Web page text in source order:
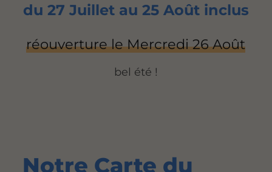
du 27 Juillet au 25 Août inclus
réouverture le Mercredi 26 Août
bel été !
Notre Carte du